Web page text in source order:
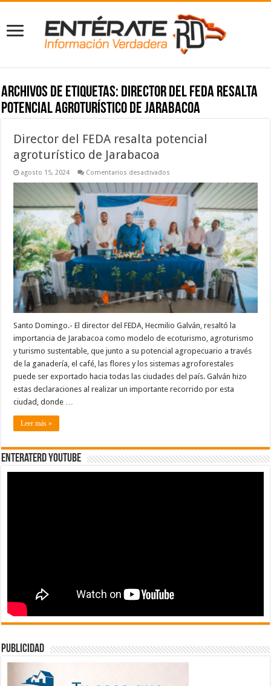
Archivos de etiquetas: Director del FEDA resalta
potencial agroturístico de Jarabacoa
Director del FEDA resalta potencial
agroturístico de Jarabacoa
agosto 15, 2024 Comentarios desactivados
del
FEDA
resalta
potencial
agroturístico
de
Jarabacoa
Santo Domingo.- El director del FEDA, Hecmilio Galván, resaltó la
importancia de Jarabacoa como modelo de ecoturismo, agroturismo
y turismo sustentable, que junto a su potencial agropecuario a través
de la ganadería, el café, las flores y los sistemas agroforestales
puede ser exportado hacia todas las ciudades del país. Galván hizo
estas declaraciones al realizar un importante recorrido por esta
ciudad, donde …
Leer más »
EnterateRD YOUTUBE
publicidad